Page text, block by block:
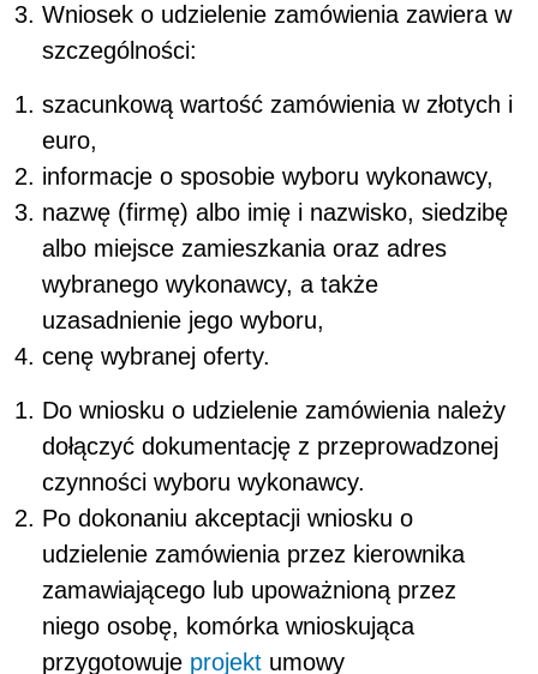
Wniosek o udzielenie zamówienia zawiera w
szczególności:
szacunkową wartość zamówienia w złotych i
euro,
informacje o sposobie wyboru wykonawcy,
nazwę (firmę) albo imię i nazwisko, siedzibę
albo miejsce zamieszkania oraz adres
wybranego wykonawcy, a także
uzasadnienie jego wyboru,
cenę wybranej oferty.
Do wniosku o udzielenie zamówienia należy
dołączyć dokumentację z przeprowadzonej
czynności wyboru wykonawcy.
Po dokonaniu akceptacji wniosku o
udzielenie zamówienia przez kierownika
zamawiającego lub upoważnioną przez
niego osobę, komórka wnioskująca
przygotowuje projekt umowy